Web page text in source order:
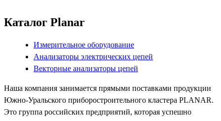
Каталог Planar
Измерительное оборудование
Анализаторы электрических цепей
Векторные анализаторы цепей
Наша компания занимается прямыми поставками продукции
Южно-Уральского приборостроительного кластера PLANAR.
Это группа российских предприятий, которая успешно